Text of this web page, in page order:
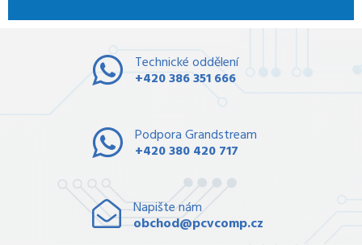
Technické oddělení
+420 386 351 666
Podpora Grandstream
+420 380 420 717
Napište nám
obchod@pcvcomp.cz